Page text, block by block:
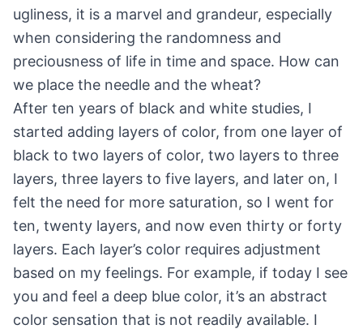
ugliness, it is a marvel and grandeur, especially
when considering the randomness and
preciousness of life in time and space. How can
we place the needle and the wheat?
After ten years of black and white studies, I
started adding layers of color, from one layer of
black to two layers of color, two layers to three
layers, three layers to five layers, and later on, I
felt the need for more saturation, so I went for
ten, twenty layers, and now even thirty or forty
layers. Each layer’s color requires adjustment
based on my feelings. For example, if today I see
you and feel a deep blue color, it’s an abstract
color sensation that is not readily available. I